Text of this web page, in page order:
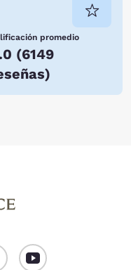
promedio
(6149
)